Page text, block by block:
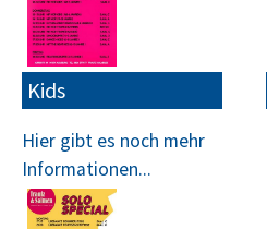
Kids
Hier gibt es noch mehr
Informationen...